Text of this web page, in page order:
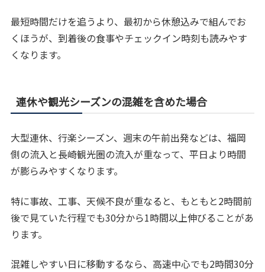
最短時間だけを追うより、最初から休憩込みで組んでお
くほうが、到着後の食事やチェックイン時刻も読みやす
くなります。
連休や観光シーズンの混雑を含めた場合
大型連休、行楽シーズン、週末の午前出発などは、福岡
側の流入と長崎観光圏の流入が重なって、平日より時間
が膨らみやすくなります。
特に事故、工事、天候不良が重なると、もともと2時間前
後で見ていた行程でも30分から1時間以上伸びることがあ
ります。
混雑しやすい日に移動するなら、高速中心でも2時間30分